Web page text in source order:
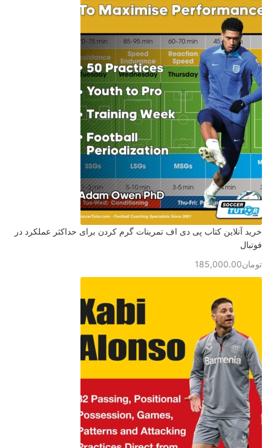
خرید آنلاین کتاب پی دی اف تمرینات گرم کردن برای حداکثر عملکرد در
فوتبال
تومان185,000.00